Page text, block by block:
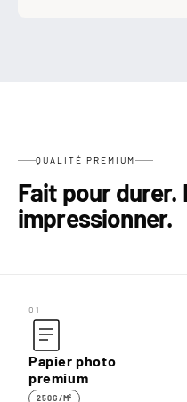
QUALITÉ PREMIUM
Fait pour durer.
impressionner.
01
Papier photo
premium
250G/M²